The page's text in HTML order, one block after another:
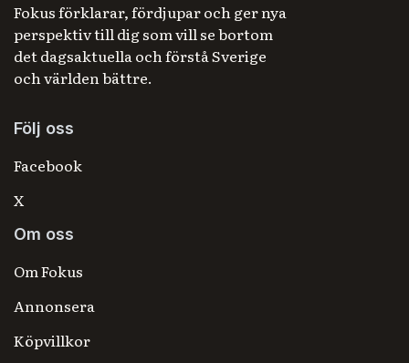
Fokus förklarar, fördjupar och ger nya
perspektiv till dig som vill se bortom
det dagsaktuella och förstå Sverige
och världen bättre.
Följ oss
Facebook
X
Om oss
Om Fokus
Annonsera
Köpvillkor